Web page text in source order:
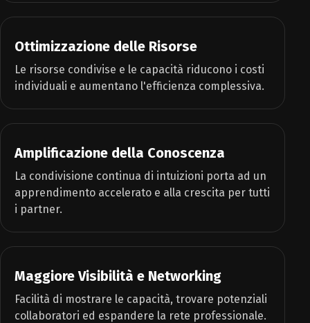
Ottimizzazione delle Risorse
Le risorse condivise e le capacità riducono i costi
individuali e aumentano l'efficienza complessiva.
Amplificazione della Conoscenza
La condivisione continua di intuizioni porta ad un
apprendimento accelerato e alla crescita per tutti
i partner.
Maggiore Visibilità e Networking
Facilità di mostrare le capacità, trovare potenziali
collaboratori ed espandere la rete professionale.